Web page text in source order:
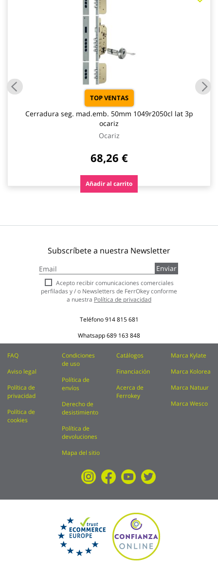
TOP VENTAS
Cerradura seg. mad.emb. 50mm 1049r2050cl lat 3p
ocariz
Ocariz
68,26 €
Añadir al carrito
Subscríbete a nuestra Newsletter
a
nuestro
boletín
de
Enviar
Acepto recibir comunicaciones comerciales
perfiladas y / o Newsletters de FerrOkey conforme
a nuestra Política de privacidad
Teléfono914 815 681
Whatsapp689 163 848
FAQ
Aviso legal
Política de
privacidad
Política de
cookies
Condiciones
de uso
Política de
envíos
Derecho de
desistimiento
Política de
devoluciones
Mapa del sitio
Catálogos
Financiación
Acerca de
Ferrokey
Marca Kylate
Marca Kolorea
Marca Natuur
Marca Wesco